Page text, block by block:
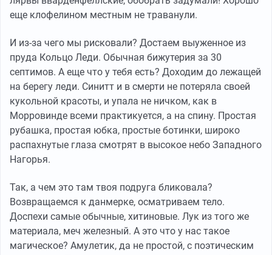
еще клофелином местным не траванули.
И из-за чего мы рисковали? Достаем выуженное из
пруда Кольцо Леди. Обычная бижутерия за 30
септимов. А еще что у тебя есть? Доходим до лежащей
на берегу леди. Синитт и в смерти не потеряла своей
кукольной красоты, и упала не ничком, как в
Морровинде всеми практикуется, а на спину. Простая
рубашка, простая юбка, простые ботинки, широко
распахнутые глаза смотрят в высокое небо Западного
Нагорья.
Так, а чем это там твоя подруга бликовала?
Возвращаемся к данмерке, осматриваем тело.
Доспехи самые обычные, хитиновые. Лук из того же
материала, меч железный. А это что у нас такое
магическое? Амулетик, да не простой, с поэтическим